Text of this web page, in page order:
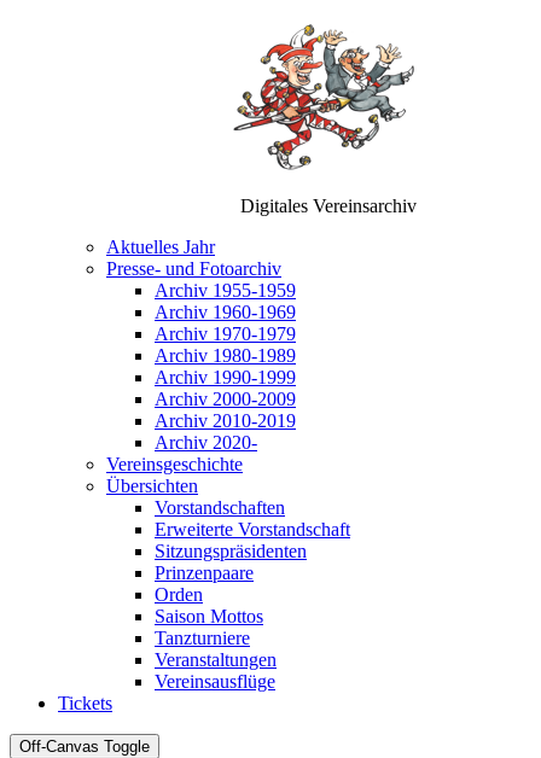
Digitales Vereinsarchiv
Aktuelles Jahr
Presse- und Fotoarchiv
Archiv 1955-1959
Archiv 1960-1969
Archiv 1970-1979
Archiv 1980-1989
Archiv 1990-1999
Archiv 2000-2009
Archiv 2010-2019
Archiv 2020-
Vereinsgeschichte
Übersichten
Vorstandschaften
Erweiterte Vorstandschaft
Sitzungspräsidenten
Prinzenpaare
Orden
Saison Mottos
Tanzturniere
Veranstaltungen
Vereinsausflüge
Tickets
Off-Canvas Toggle